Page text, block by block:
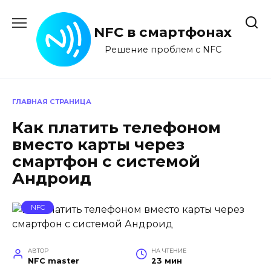
содержанию
NFC в смартфонах
Решение проблем с NFC
ГЛАВНАЯ СТРАНИЦА
Как платить телефоном
вместо карты через
смартфон с системой
Андроид
NFC
АВТОР
NFC master
НА ЧТЕНИЕ
23 мин